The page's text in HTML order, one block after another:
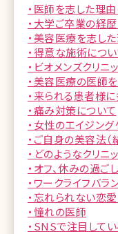
・医師を志した理
・大学ご卒業の経
・美容医療を志し
・得意な施術につ
・ビオメンズクリ
・美容医療の医師
・来られる患者様
・痛み対策について
・女性のエイジン
・ご自身の美容法
・どのようなクリニ
・オフ、休みの過
・ワークライフバラ
・忘れられない恋
・憧れの医師
・SNSで注目して